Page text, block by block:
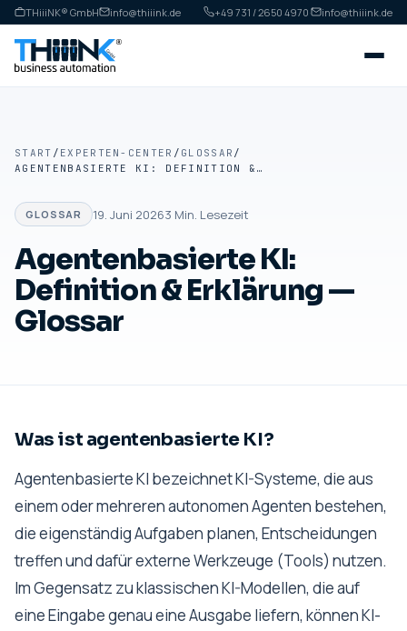
THiiiNK® GmbH info@thiiink.de +49 731 / 2650 4970· info@thiiink.de
START / EXPERTEN-CENTER / GLOSSAR /
AGENTENBASIERTE KI: DEFINITION & ERKLÄRUNG — GLOSSAR
GLOSSAR 19. Juni 20263 Min. Lesezeit
Agentenbasierte KI:
Definition & Erklärung —
Glossar
Was ist agentenbasierte KI?
Agentenbasierte KI bezeichnet KI-Systeme, die aus
einem oder mehreren autonomen Agenten bestehen,
die eigenständig Aufgaben planen, Entscheidungen
treffen und dafür externe Werkzeuge (Tools) nutzen.
Im Gegensatz zu klassischen KI-Modellen, die auf
eine Eingabe genau eine Ausgabe liefern, können KI-